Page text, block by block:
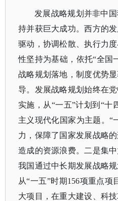
发展战略规划并非中
持并获巨大成功。西方的
驱动，协调松散、执行力
性坚持为基础，依托“全国
战略规划落地，制度优势
导。发展战略规划始终在
实施，从“一五”计划到“十
主义现代化国家为主题。“
力，保障了国家发展战略
造成的资源浪费。二是集
我国通过中长期发展战略
从“一五”时期156项重点项
大项目，在重大建设、科